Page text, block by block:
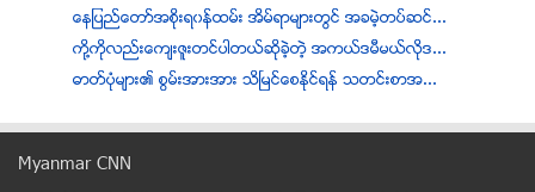
ေနျပည္ေတာ္အစိုးရ၀န္ထမ္း အိမ္ရာမ်ားတြင္ အခမဲ့တပ္ဆင္...
ကို႔ကုိလည္းေက်းဇူးတင္ပါတယ္ဆိုခဲ့တဲ့ အကယ္ဒမီမယ္လိုဒ...
ဓာတ္ပံုမ်ား၏ စြမ္းအားအား သိၿမင္ေစႏိုင္ရန္ သတင္းစာအ...
က်ပ္ေငြေပၚတြင္ ဘယ္သူ႔ကို ဂုဏ္ျပဳလုိပါသလဲ
Myanmar CNN